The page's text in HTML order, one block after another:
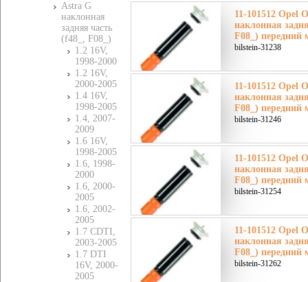
Astra G
наклонная
задняя часть
(f48_, F08_)
1.2 16V,
1998-2000
1.2 16V,
2000-2005
1.4 16V,
1998-2005
1.4, 2007-
2009
1.6 16V,
1998-2005
1.6, 1998-
2000
1.6, 2000-
2005
1.6, 2002-
2005
1.7 CDTI,
2003-2005
1.7 DTI
16V, 2000-
2005
11-101512 Opel
наклонная
F08_) передний
bilstein-31238
11-101512 Opel
наклонная
F08_) передний
bilstein-31246
11-101512 Opel
наклонная
F08_) передний
bilstein-31254
11-101512 Opel
наклонная
F08_) передний
bilstein-31262